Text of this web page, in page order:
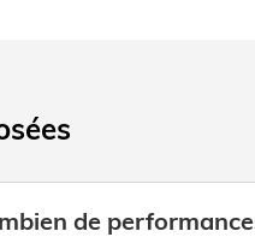
de